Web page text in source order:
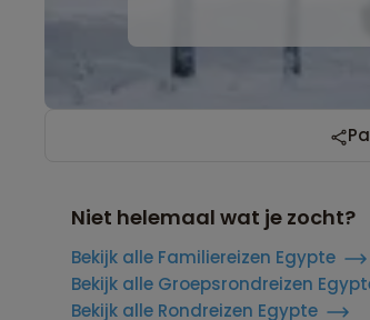
Niet helemaal wat je zocht?
Bekijk alle Familiereizen Egypte
Bekijk alle Groepsrondreizen
Bekijk alle Rondreizen Egypte